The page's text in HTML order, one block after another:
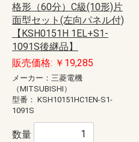
格形（60分）C級(10形)片
面型セット(左向パネル付)
【KSH0151H 1EL+S1-
1091S後継品】
販売価格: ￥19,285
メーカー：三菱電機
（MITSUBISHI）
型番： KSH10151HC1EN-S1-
1091S
数量